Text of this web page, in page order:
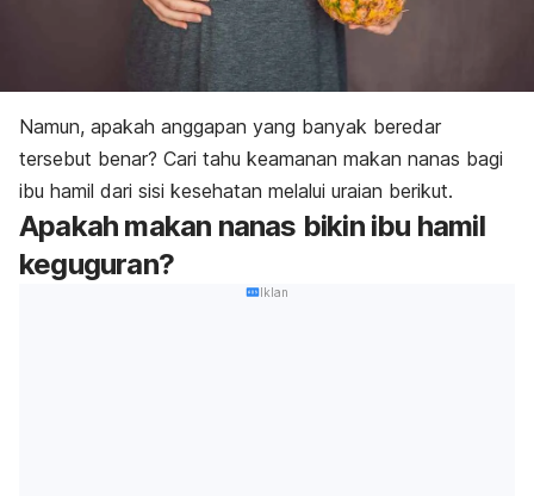
Namun, apakah anggapan yang banyak beredar
tersebut benar? Cari tahu keamanan makan nanas bagi
ibu hamil dari sisi kesehatan melalui uraian berikut.
Apakah makan nanas bikin ibu hamil
keguguran?
Iklan